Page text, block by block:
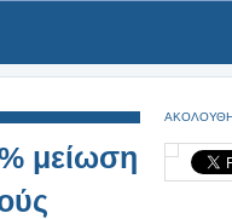
μείωση